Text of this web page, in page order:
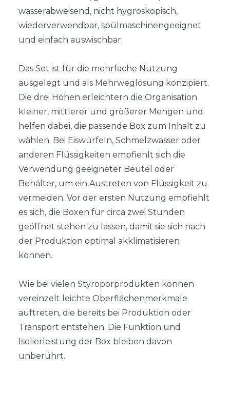
wasserabweisend, nicht hygroskopisch,
wiederverwendbar, spülmaschinengeeignet
und einfach auswischbar.
Das Set ist für die mehrfache Nutzung
ausgelegt und als Mehrweglösung konzipiert.
Die drei Höhen erleichtern die Organisation
kleiner, mittlerer und größerer Mengen und
helfen dabei, die passende Box zum Inhalt zu
wählen. Bei Eiswürfeln, Schmelzwasser oder
anderen Flüssigkeiten empfiehlt sich die
Verwendung geeigneter Beutel oder
Behälter, um ein Austreten von Flüssigkeit zu
vermeiden. Vor der ersten Nutzung empfiehlt
es sich, die Boxen für circa zwei Stunden
geöffnet stehen zu lassen, damit sie sich nach
der Produktion optimal akklimatisieren
können.
Wie bei vielen Styroporprodukten können
vereinzelt leichte Oberflächenmerkmale
auftreten, die bereits bei Produktion oder
Transport entstehen. Die Funktion und
Isolierleistung der Box bleiben davon
unberührt.